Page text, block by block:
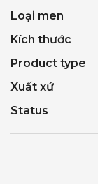
Loại men
Kích thước
Product type
Xuất xứ
Status